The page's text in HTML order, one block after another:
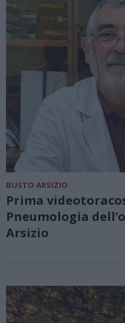
BUSTO ARSIZIO
Prima
Pneumologia
Arsizio